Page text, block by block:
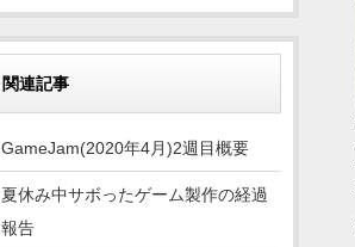
関連記事
GameJam(2020年4月)2週目概要
夏休み中サボったゲーム製作の経過
報告